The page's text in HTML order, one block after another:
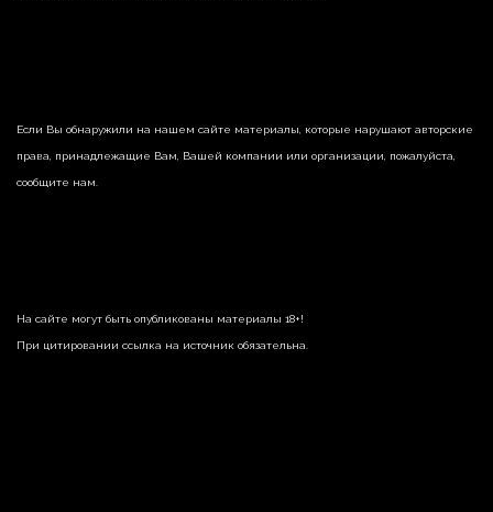
Если Вы обнаружили на нашем сайте материалы, которые нарушают авторские
права, принадлежащие Вам, Вашей компании или организации, пожалуйста,
сообщите нам.
На сайте могут быть опубликованы материалы 18+!
При цитировании ссылка на источник обязательна.